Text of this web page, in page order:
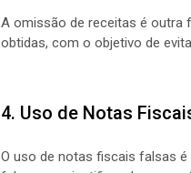
A omissão de receitas é outra
obtidas, com o objetivo de
4. Uso de Notas
O uso de notas fiscais falsas